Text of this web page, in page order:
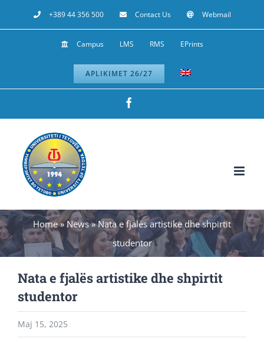
to
+389 44 356 500 Contact Us Webmail
Campus LMS RMS EPrints
APLIKIMET 26/27
Home»News»Nata e fjalës artistike dhe shpirtit
studentor
Nata e fjalës artistike dhe shpirtit
studentor
Maj 15, 2025